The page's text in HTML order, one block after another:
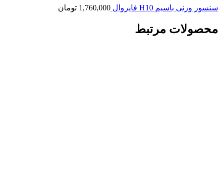
سنسور وزنی باسیم H10 فایروال 1,760,000 تومان
محصولات مرتبط